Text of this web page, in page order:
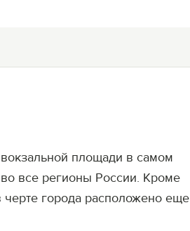
площади в самом
все регионы России. Кроме
черте города расположено еще